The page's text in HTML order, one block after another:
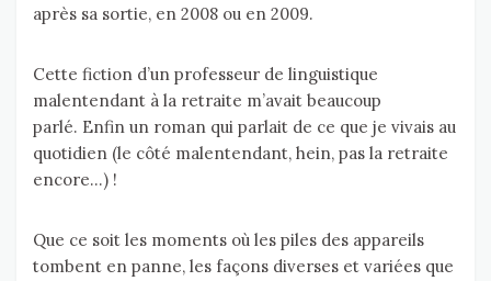
après sa sortie, en 2008 ou en 2009.
Cette fiction d’un professeur de linguistique
malentendant à la retraite m’avait beaucoup
parlé. Enfin un roman qui parlait de ce que je vivais au
quotidien (le côté malentendant, hein, pas la retraite
encore…) !
Que ce soit les moments où les piles des appareils
tombent en panne, les façons diverses et variées que